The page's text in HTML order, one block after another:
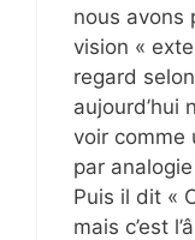
nous avons
vision «
regard
aujourd’hui
voir comme
par
Puis il dit «
mais c’est